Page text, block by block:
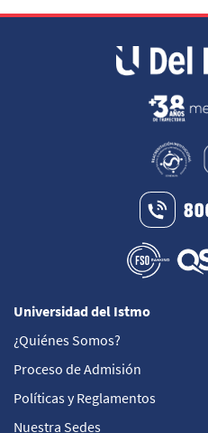
Universidad del Istmo
¿Quiénes Somos?
Proceso de Admisión
Políticas y Reglamentos
Nuestra Sedes